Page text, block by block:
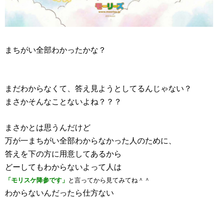
まちがい全部わかったかな？
まだわからなくて、答え見ようとしてるんじゃない？
まさかそんなことないよね？？？
まさかとは思うんだけど
万が一まちがい全部わからなかった人のために、
答えを下の方に用意してあるから
どーしてもわからないよって人は
「モリスケ降参です」 と言ってから見てみてね＾＾
わからないんだったら仕方ない